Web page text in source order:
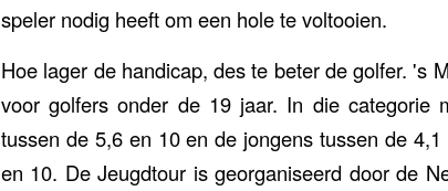
speler nodig heeft om een hole te voltooien.
Hoe lager de handicap, des te beter de golfer. 's
voor golfers onder de 19 jaar. In die categorie
tussen de 5,6 en 10 en de jongens tussen de
en 10. De Jeugdtour is georganiseerd door de